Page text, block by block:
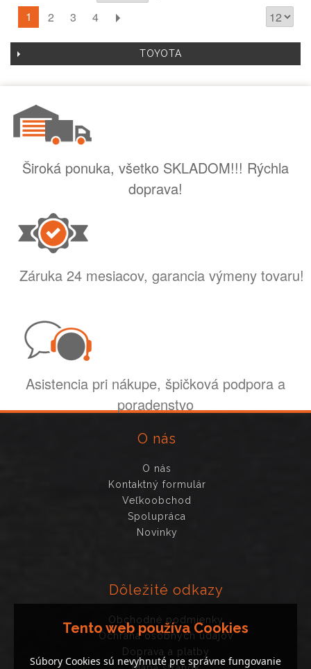
1 2 3 4
TOYOTA
Široká ponuka, všetko SKLADOM!!! Rýchla
doprava!
Záruka 24 mesiacov, garancia výmeny tovaru!
Asistencia pri nákupe, špičková podpora a
poradenstvo
O nás
O nás
Kontaktný formulár
Veľkoobchod
Spolupráca
Novinky
Dôležité odkazy
Obchodné podmienky
Ochrana osobných údajov
Doprava a platby
Tento web používa Cookies
Súbory Cookies sú nevyhnuté pre správne fungovanie